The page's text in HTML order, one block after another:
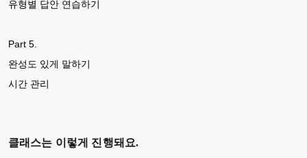
유형별 답안 연습하기
Part 5.
완성도 있게 말하기
시간 관리
클래스는 이렇게 진행돼요.